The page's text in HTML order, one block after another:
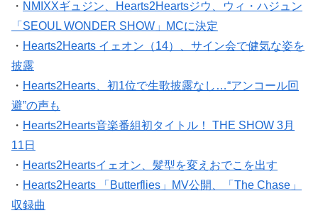
・ NMIXXギュジン、Hearts2Heartsジウ、ウィ・ハジュン
「SEOUL WONDER SHOW」MCに決定
・ Hearts2Hearts イェオン（14）、サイン会で健気な姿を
披露
・ Hearts2Hearts、初1位で生歌披露なし…“アンコール回
避”の声も
・ Hearts2Hearts音楽番組初タイトル！ THE SHOW 3月
11日
・ Hearts2Heartsイェオン、髪型を変えおでこを出す
・ Hearts2Hearts 「Butterflies」MV公開、「The Chase」
収録曲